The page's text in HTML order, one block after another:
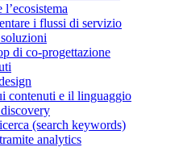
i flussi di servizio
di co-progettazione
contenuti e il linguaggio
(search keywords)
analytics